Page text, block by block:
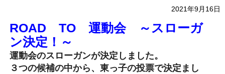
2021年9月16日
ROAD TO 運動会 ～スローガ
ン決定！～
運動会のスローガンが決定しました。
３つの候補の中から、東っ子の投票で決定まし